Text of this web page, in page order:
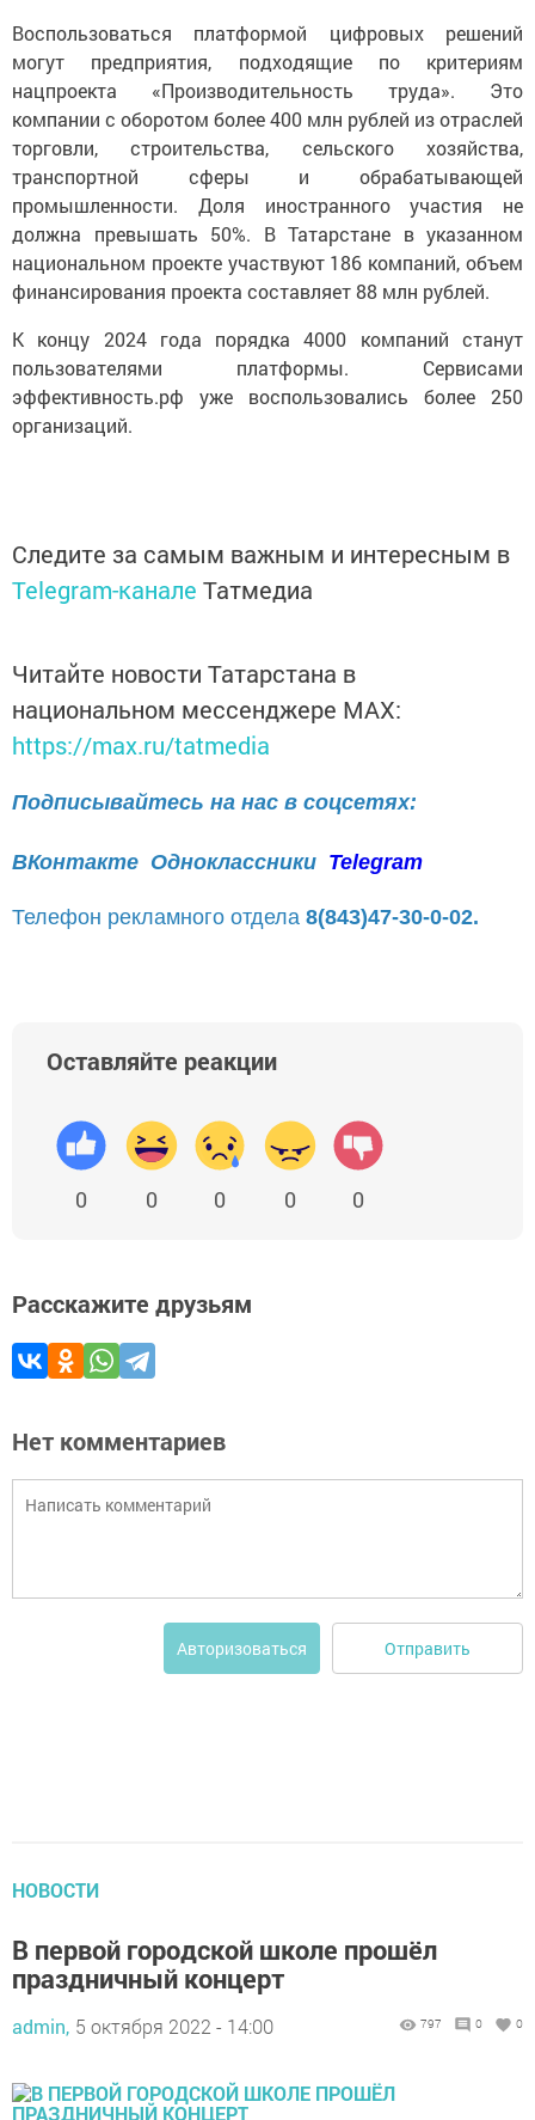
Воспользоваться платформой цифровых решений
могут предприятия, подходящие по критериям
нацпроекта «Производительность труда». Это
компании с оборотом более 400 млн рублей из отраслей
торговли, строительства, сельского хозяйства,
транспортной сферы и обрабатывающей
промышленности. Доля иностранного участия не
должна превышать 50%. В Татарстане в указанном
национальном проекте участвуют 186 компаний, объем
финансирования проекта составляет 88 млн рублей.
К концу 2024 года порядка 4000 компаний станут
пользователями платформы. Сервисами
эффективность.рф уже воспользовались более 250
организаций.
Следите за самым важным и интересным в
Telegram-канале Татмедиа
Читайте новости Татарстана в
национальном мессенджере MАХ:
https://max.ru/tatmedia
Подписывайтесь на нас в соцсетях:
ВКонтакте Одноклассники Telegram
Телефон рекламного отдела 8(843)47-30-0-02.
Оставляйте реакции
0 0 0 0 0
Расскажите друзьям
Нет комментариев
Авторизоваться Отправить
НОВОСТИ
В первой городской школе прошёл
праздничный концерт
admin, 5 октября 2022 - 14:00 797 0 0